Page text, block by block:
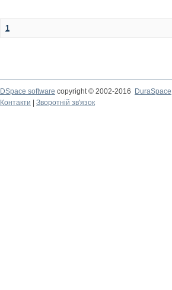
1
DSpace software copyright © 2002-2016
DuraSpace
Контакти
Зворотній зв'язок